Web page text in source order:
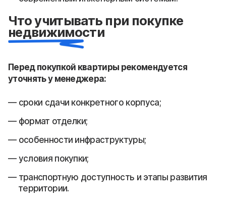
Что учитывать при покупке
недвижимости
Перед покупкой квартиры рекомендуется
уточнять у менеджера:
сроки сдачи конкретного корпуса;
формат отделки;
особенности инфраструктуры;
условия покупки;
транспортную доступность и этапы развития
территории.